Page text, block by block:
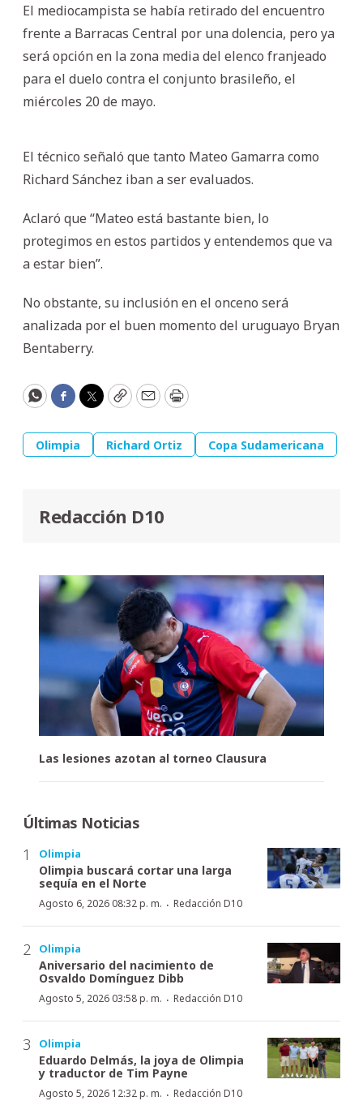
El mediocampista se había retirado del encuentro
frente a Barracas Central por una dolencia, pero ya
será opción en la zona media del elenco franjeado
para el duelo contra el conjunto brasileño, el
miércoles 20 de mayo.
El técnico señaló que tanto Mateo Gamarra como
Richard Sánchez iban a ser evaluados.
Aclaró que “Mateo está bastante bien, lo
protegimos en estos partidos y entendemos que va
a estar bien”.
No obstante, su inclusión en el onceno será
analizada por el buen momento del uruguayo Bryan
Bentaberry.
WhatsApp
Facebook
Twitter
CopyEmailPrint
Olimpia Richard Ortiz Copa Sudamericana
Redacción D10
Las lesiones azotan al torneo Clausura
Últimas Noticias
Olimpia
Olimpia buscará cortar una larga
sequía en el Norte
Agosto 6, 2026 08:32 p. m. · Redacción D10
Olimpia
Aniversario del nacimiento de
Osvaldo Domínguez Dibb
Agosto 5, 2026 03:58 p. m. · Redacción D10
Olimpia
Eduardo Delmás, la joya de Olimpia
y traductor de Tim Payne
Agosto 5, 2026 12:32 p. m. · Redacción D10